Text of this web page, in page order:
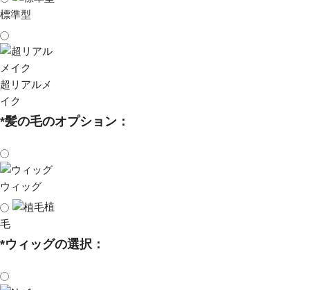
標準型
超リアルメ
イク
*髪の毛のオプション：
ウィッグ
植
毛
*ウィッグの選択：